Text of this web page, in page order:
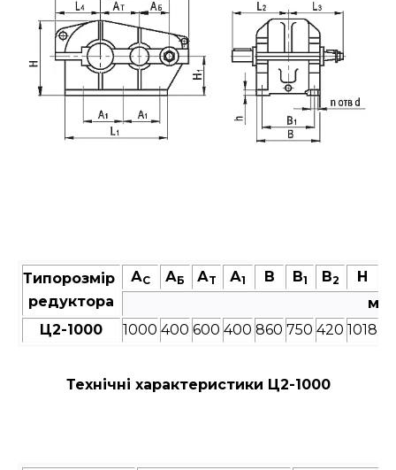
Типорозмір
редуктора
АC АБ АT А1 В В1 В2 Н
мм
Ц2-1000
1000 400 600 400 860 750 420 1018
Технічні характеристики Ц2-1000